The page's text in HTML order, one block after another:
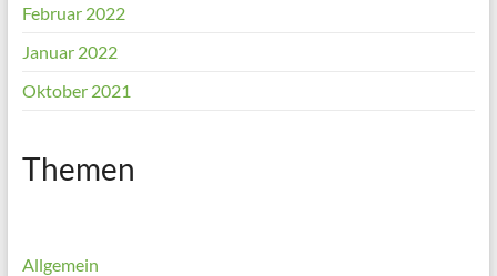
Februar 2022
Januar 2022
Oktober 2021
Themen
Allgemein